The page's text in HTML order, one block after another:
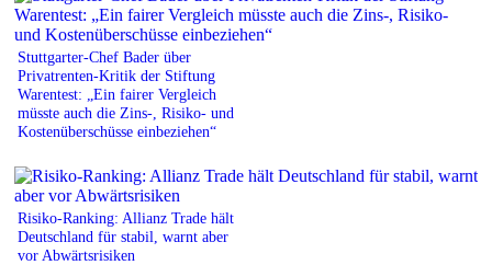
Stuttgarter-Chef Bader über
Privatrenten-Kritik der Stiftung
Warentest: „Ein fairer Vergleich
müsste auch die Zins-, Risiko- und
Kostenüberschüsse einbeziehen“
Risiko-Ranking: Allianz Trade hält
Deutschland für stabil, warnt aber
vor Abwärtsrisiken